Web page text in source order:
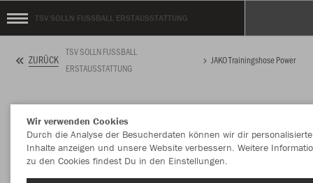
TSV SOLLN FUSSBALL ERSTAUSSTATTUNG
ZURÜCK
TSV SOLLN FUSSBALL
ERSTAUSSTATTUNG
JAKO Trainingshose Power
Wir verwenden Cookies
Durch die Analyse der Besucherdaten können wir dir personalisierte
Inhalte anzeigen und unsere Website verbessern. Weitere
zu den Cookies findest Du in den Einstellungen.